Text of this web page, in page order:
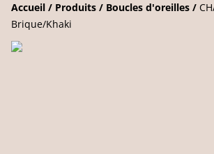
Accueil / Produits / Boucles d'oreilles /
Brique/Khaki